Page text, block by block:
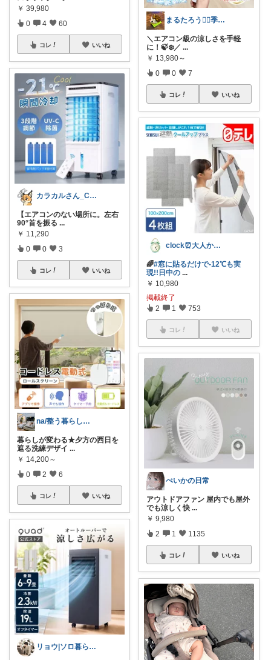
￥ 39,980
0 4 60
コレ いいね
カラカルさん_CRCL😺朝コレ4時
【エアコンのない場所に。左右
90°首を振る ...
￥ 11,290
0 0 3
コレ いいね
na/整う暮らしと高見えコスパ服
暮らしが変わる★夕方の西日を
遮る洗練デザイ ...
￥ 14,200～
0 2 6
コレ いいね
リョウ|ソロ暮らし帖
まるたろう🙂‍↕️季節アイテム
＼エアコン級の涼しさを手軽
に！🍃❄️／ ...
￥ 13,980～
0 0 7
コレ いいね
clock⏰大人かわいい
🌈#窓に貼るだけで-12℃も実
現!!日中の ...
￥ 10,980
掲載終了
2 1 753
コレ いいね
ぺいかの日常
アウトドアファン 屋内でも屋外
でも涼しく快 ...
￥ 9,980
2 1 1135
コレ いいね